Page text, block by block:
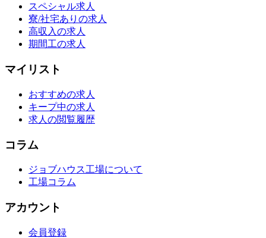
スペシャル求人
寮/社宅ありの求人
高収入の求人
期間工の求人
マイリスト
おすすめの求人
キープ中の求人
求人の閲覧履歴
コラム
ジョブハウス工場について
工場コラム
アカウント
会員登録